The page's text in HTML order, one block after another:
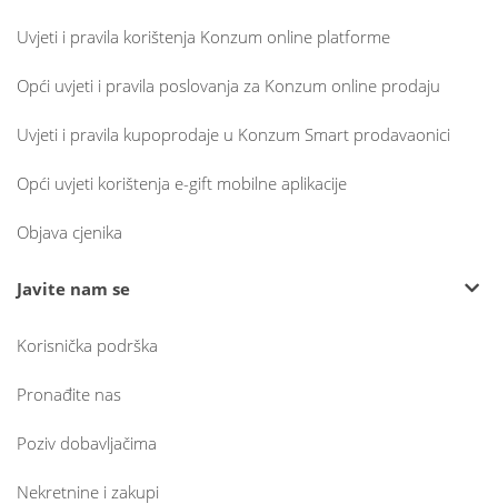
Uvjeti i pravila korištenja Konzum online platforme
Opći uvjeti i pravila poslovanja za Konzum online prodaju
Uvjeti i pravila kupoprodaje u Konzum Smart prodavaonici
Opći uvjeti korištenja e-gift mobilne aplikacije
Objava cjenika
Javite nam se
Korisnička podrška
Pronađite nas
Poziv dobavljačima
Nekretnine i zakupi